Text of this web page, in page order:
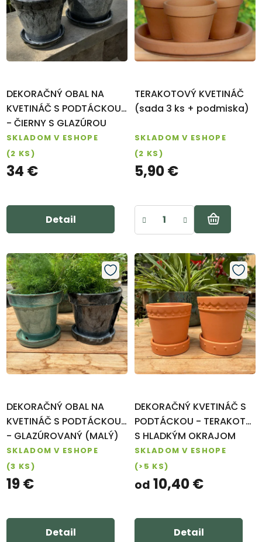
ZÁHRADY
FARM
SHOP
Záhradné
centrum
Návody na
pestovanie
Blog
v
s
p
r
d
u
k
t
o
DEKORAČNÝ OBAL NA
KVETINÁČ S PODTÁCKOU
- ČIERNY S GLAZÚROU
SKLADOM V ESHOPE
(2 KS)
34 €
Detail
TERAKOTOVÝ KVETINÁČ
(sada 3 ks + podmiska)
SKLADOM V ESHOPE
(2 KS)
5,90 €
DEKORAČNÝ OBAL NA
KVETINÁČ S PODTÁCKOU
- GLAZÚROVANÝ (MALÝ)
SKLADOM V ESHOPE
(3 KS)
19 €
Detail
DEKORAČNÝ KVETINÁČ S
PODTÁCKOU - TERAKOTA
S HLADKÝM OKRAJOM
SKLADOM V ESHOPE
(>5 KS)
od 10,40 €
Detail